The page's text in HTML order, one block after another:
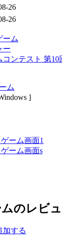
26
26
ーム
ー
ンテスト 第10
ム
]
のレビ
加する